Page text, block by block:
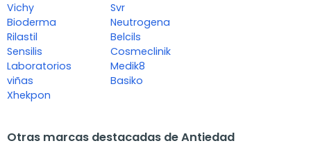
Vichy
Bioderma
Rilastil
Sensilis
Laboratorios
viñas
Xhekpon
Svr
Neutrogena
Belcils
Cosmeclinik
Medik8
Basiko
Otras marcas destacadas de Antiedad